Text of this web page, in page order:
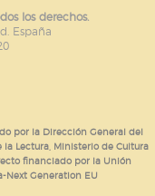
los derechos.
España
por la Dirección General del
la Lectura, Ministerio de Cultura
financiado por la Unión
Next Generation EU